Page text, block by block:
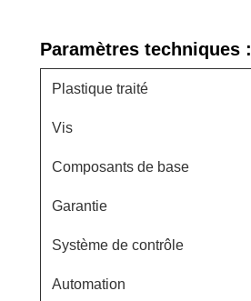
Paramètres techniques :
Plastique traité
Vis
Composants de base
Garantie
Système de contrôle
Automation